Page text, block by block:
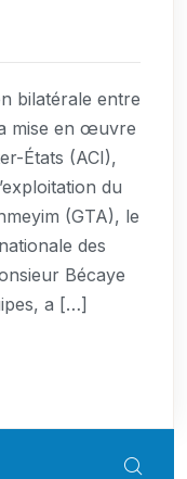
bilatérale entre
mise en œuvre
États (ACI),
du
(GTA), le
des
Bécaye
a […]